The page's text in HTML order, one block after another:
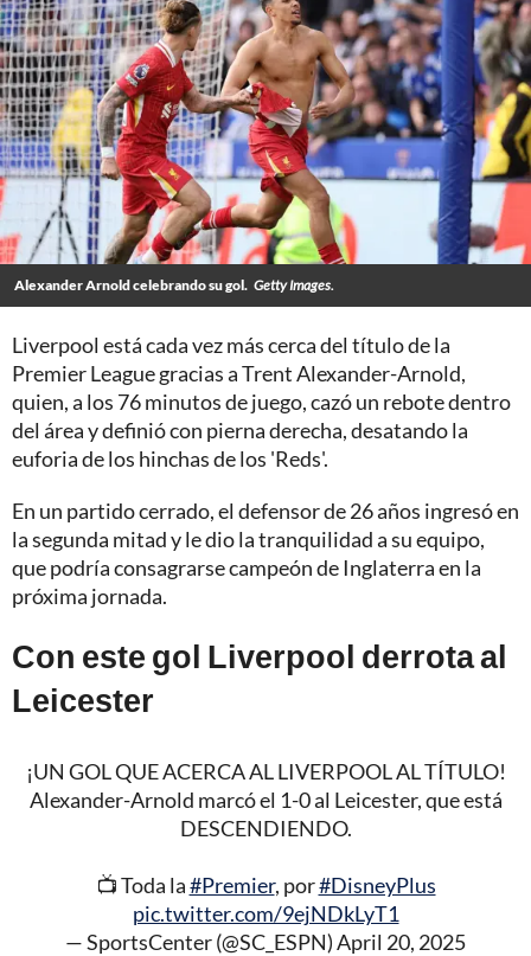
Alexander Arnold celebrando su gol. Getty Images.
Liverpool está cada vez más cerca del título de la
Premier League gracias a Trent Alexander-Arnold,
quien, a los 76 minutos de juego, cazó un rebote dentro
del área y definió con pierna derecha, desatando la
euforia de los hinchas de los 'Reds'.
En un partido cerrado, el defensor de 26 años ingresó en
la segunda mitad y le dio la tranquilidad a su equipo,
que podría consagrarse campeón de Inglaterra en la
próxima jornada.
Con este gol Liverpool derrota al
Leicester
¡UN GOL QUE ACERCA AL LIVERPOOL AL TÍTULO!
Alexander-Arnold marcó el 1-0 al Leicester, que está
DESCENDIENDO.
📺 Toda la#Premier, por#DisneyPlus
pic.twitter.com/9ejNDkLyT1
— SportsCenter (@SC_ESPN)April 20, 2025